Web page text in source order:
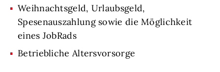
Weihnachtsgeld, Urlaubsgeld,
Spesenauszahlung sowie die Möglichkeit
eines JobRads
Betriebliche Altersvorsorge